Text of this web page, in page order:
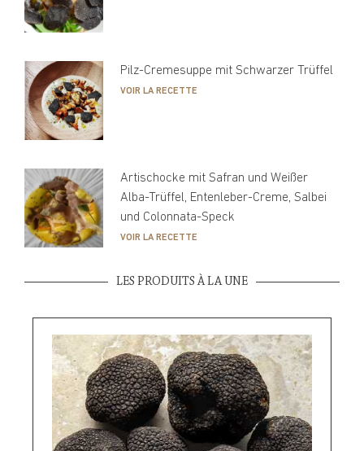
Pilz-Cremesuppe mit Schwarzer Trüffel
VOIR LA RECETTE
Artischocke mit Safran und Weißer
Alba-Trüffel, Entenleber-Creme, Salbei
und Colonnata-Speck
VOIR LA RECETTE
LES PRODUITS À LA UNE